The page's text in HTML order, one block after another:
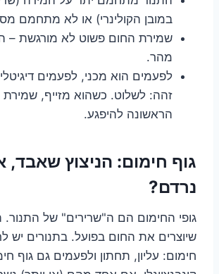
במובן הקולינרי) או לא מתחמם
שמירת החום פשוט לא מורגשת –
מהר.
לפעמים הוא מכני, לפעמים
זהה: לשלוט. כשהוא מזייף,
הראשונה להיפגע.
גוף חימום: הניצוץ שאבד,
נרדם?
גופי החימום הם ה"שרירים" של
שיוצרים את החום בפועל. בתנורים יש
חימום: עליון, תחתון ולפעמים גם גוף